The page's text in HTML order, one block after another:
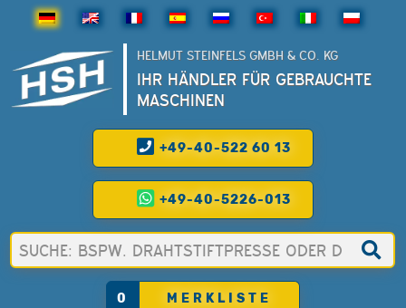
HELMUT STEINFELS GMBH & CO. KG
IHR HÄNDLER FÜR GEBRAUCHTE
MASCHINEN
+49-40-522 60 13
+49-40-5226-013
0 MERKLISTE